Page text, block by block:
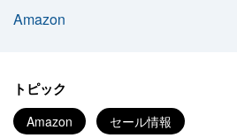
Amazon
トピック
Amazon セール情報